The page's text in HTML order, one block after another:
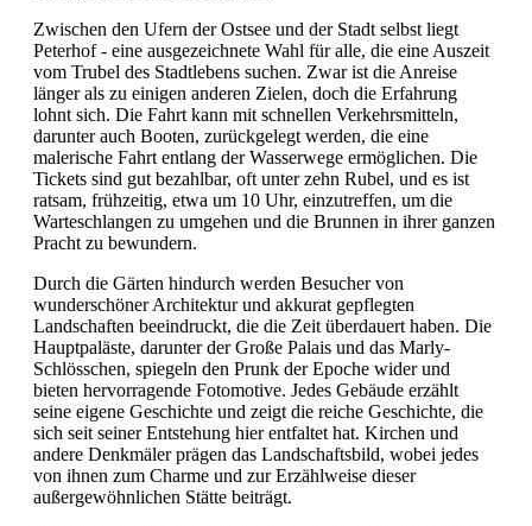
Zwischen den Ufern der Ostsee und der Stadt selbst liegt
Peterhof - eine ausgezeichnete Wahl für alle, die eine Auszeit
vom Trubel des Stadtlebens suchen. Zwar ist die Anreise
länger als zu einigen anderen Zielen, doch die Erfahrung
lohnt sich. Die Fahrt kann mit schnellen Verkehrsmitteln,
darunter auch Booten, zurückgelegt werden, die eine
malerische Fahrt entlang der Wasserwege ermöglichen. Die
Tickets sind gut bezahlbar, oft unter zehn Rubel, und es ist
ratsam, frühzeitig, etwa um 10 Uhr, einzutreffen, um die
Warteschlangen zu umgehen und die Brunnen in ihrer ganzen
Pracht zu bewundern.
Durch die Gärten hindurch werden Besucher von
wunderschöner Architektur und akkurat gepflegten
Landschaften beeindruckt, die die Zeit überdauert haben. Die
Hauptpaläste, darunter der Große Palais und das Marly-
Schlösschen, spiegeln den Prunk der Epoche wider und
bieten hervorragende Fotomotive. Jedes Gebäude erzählt
seine eigene Geschichte und zeigt die reiche Geschichte, die
sich seit seiner Entstehung hier entfaltet hat. Kirchen und
andere Denkmäler prägen das Landschaftsbild, wobei jedes
von ihnen zum Charme und zur Erzählweise dieser
außergewöhnlichen Stätte beiträgt.